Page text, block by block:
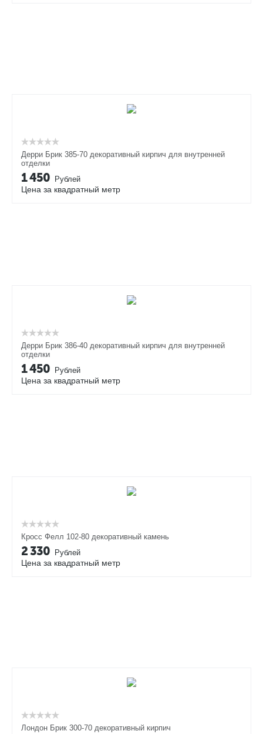
Дерри Брик 385-70 декоративный кирпич для внутренней
отделки
1 450 Рублей
Цена за квадратный метр
Дерри Брик 386-40 декоративный кирпич для внутренней
отделки
1 450 Рублей
Цена за квадратный метр
Кросс Фелл 102-80 декоративный камень
2 330 Рублей
Цена за квадратный метр
Лондон Брик 300-70 декоративный кирпич